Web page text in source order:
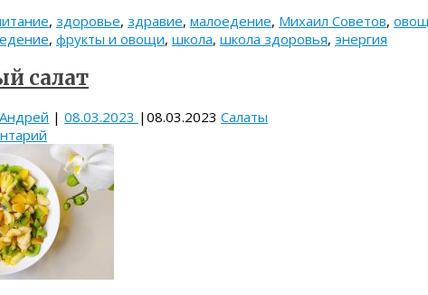
, здоровье, здравие, малоедение, Михаил Советов,
, фрукты и овощи, школа, школа здоровья, энергия
салат
| 08.03.2023 | 08.03.2023 Салаты